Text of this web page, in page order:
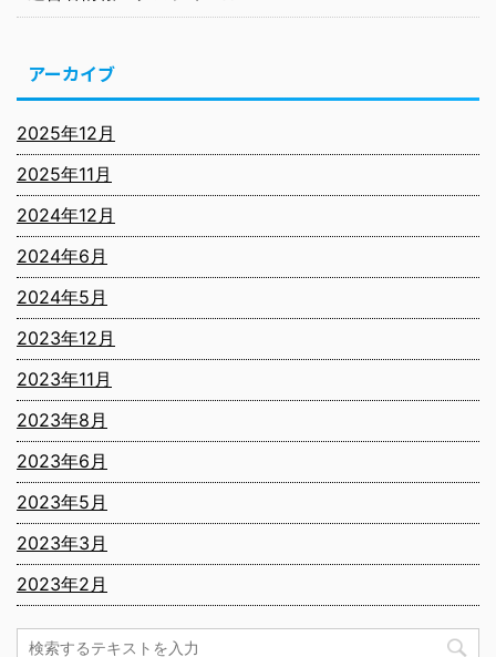
アーカイブ
2025年12月
2025年11月
2024年12月
2024年6月
2024年5月
2023年12月
2023年11月
2023年8月
2023年6月
2023年5月
2023年3月
2023年2月